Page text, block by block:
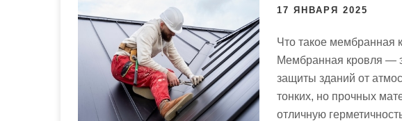
17 ЯНВАРЯ 2025
Что такое мембранная
Мембранная кровля —
защиты зданий от
тонких, но прочных
отличную